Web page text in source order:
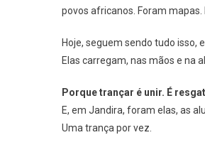
povos africanos. Foram mapas.
Hoje, seguem sendo tudo isso,
Elas carregam, nas mãos e na
Porque trançar é unir. É
E, em Jandira, foram elas, as
Uma trança por vez.